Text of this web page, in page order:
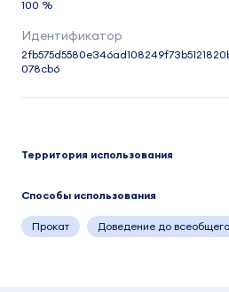
100 %
078cb6
Территория использования
Способы использования
Прокат Доведение до